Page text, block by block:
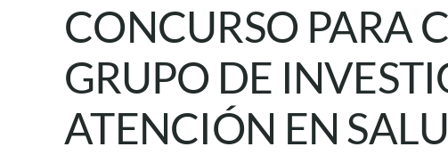
CONCURSO PARA
GRUPO DE
ATENCIÓN EN